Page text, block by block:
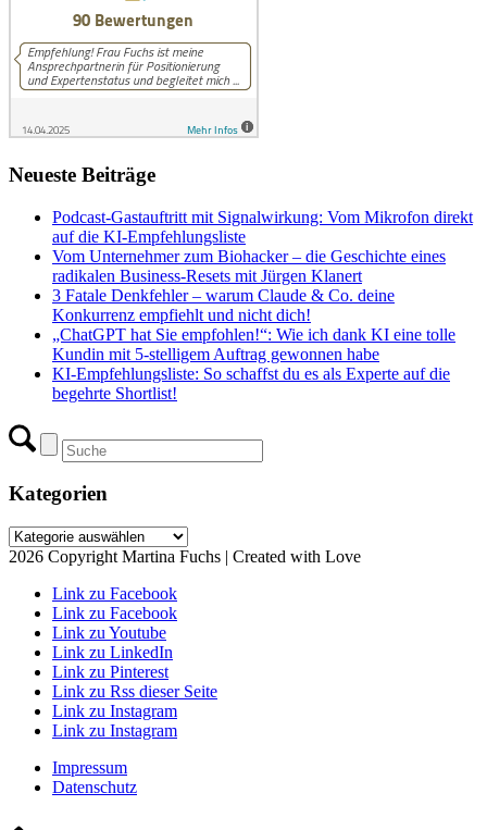
Neueste Beiträge
Podcast-Gastauftritt mit Signalwirkung: Vom Mikrofon direkt
auf die KI-Empfehlungsliste
Vom Unternehmer zum Biohacker – die Geschichte eines
radikalen Business-Resets mit Jürgen Klanert
3 Fatale Denkfehler – warum Claude & Co. deine
Konkurrenz empfiehlt und nicht dich!
„ChatGPT hat Sie empfohlen!“: Wie ich dank KI eine tolle
Kundin mit 5-stelligem Auftrag gewonnen habe
KI-Empfehlungsliste: So schaffst du es als Experte auf die
begehrte Shortlist!
Kategorien
Kategorien
2026 Copyright Martina Fuchs | Created with Love
Link zu Facebook
Link zu Facebook
Link zu Youtube
Link zu LinkedIn
Link zu Pinterest
Link zu Rss dieser Seite
Link zu Instagram
Link zu Instagram
Impressum
Datenschutz